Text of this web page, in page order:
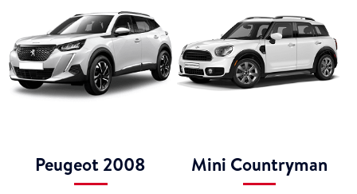
Peugeot 2008 Mini Countryman